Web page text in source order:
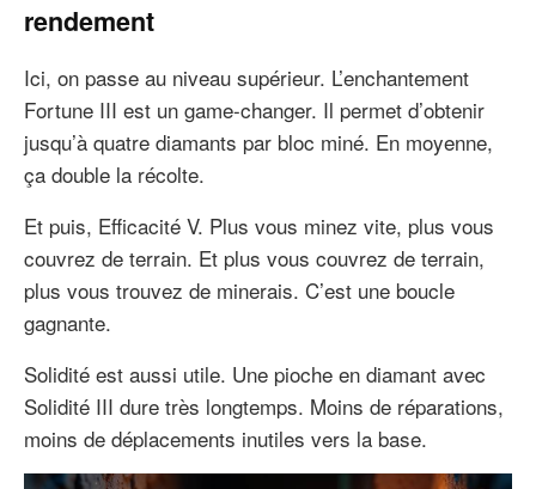
rendement
Ici, on passe au niveau supérieur. L’enchantement
Fortune III est un game-changer. Il permet d’obtenir
jusqu’à quatre diamants par bloc miné. En moyenne,
ça double la récolte.
Et puis, Efficacité V. Plus vous minez vite, plus vous
couvrez de terrain. Et plus vous couvrez de terrain,
plus vous trouvez de minerais. C’est une boucle
gagnante.
Solidité est aussi utile. Une pioche en diamant avec
Solidité III dure très longtemps. Moins de réparations,
moins de déplacements inutiles vers la base.